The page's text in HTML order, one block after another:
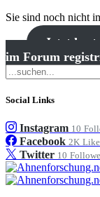
Sie sind noch nicht
Jetzt
im Forum
Social Links
Instagram 10
Facebook 2K
Twitter 10